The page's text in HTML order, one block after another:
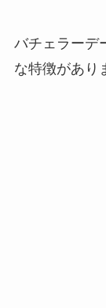
バチェラーデ
な特徴があり